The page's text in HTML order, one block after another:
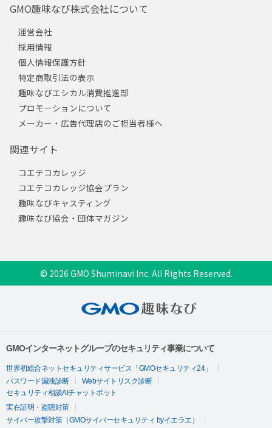
GMO趣味なび株式会社について
運営会社
採用情報
個人情報保護方針
特定商取引法の表示
趣味なびエシカル消費推進部
プロモーションについて
メーカー・広告代理店のご担当者様へ
関連サイト
コエテコカレッジ
コエテコカレッジ協会プラン
趣味なびキャスティング
趣味なび協会・団体マガジン
© 2026 GMO Shuminavi Inc. All Rights Reserved.